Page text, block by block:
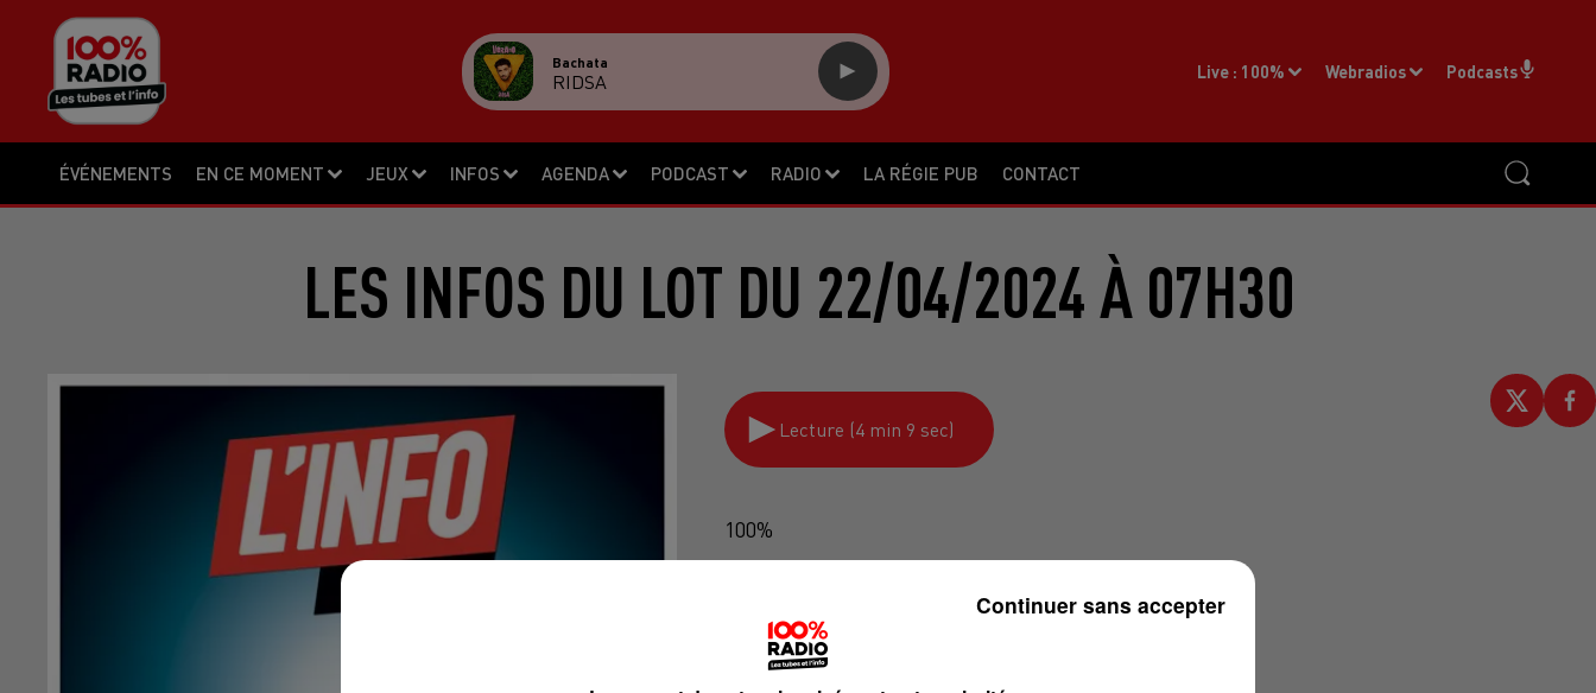
ÉVÉNEMENTS EN CE MOMENT JEUX INFOS AGENDA PODCAST RADIO LA RÉGIE PUB CONTACT
Live : 100% Webradios Podcasts
Bachata
RIDSA
LES INFOS DU LOT DU 22/04/2024 À 07H30
Lecture (4 min 9 sec)
100%
Continuer sans accepter